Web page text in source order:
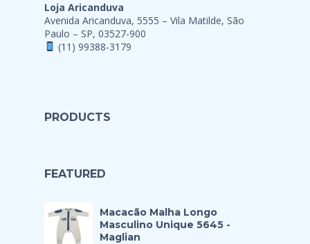
Loja Aricanduva
Avenida Aricanduva, 5555 – Vila Matilde, São
Paulo – SP, 03527-900
(11) 99388-3179
PRODUCTS
FEATURED
Macacão Malha Longo
Masculino Unique 5645 -
Maglian